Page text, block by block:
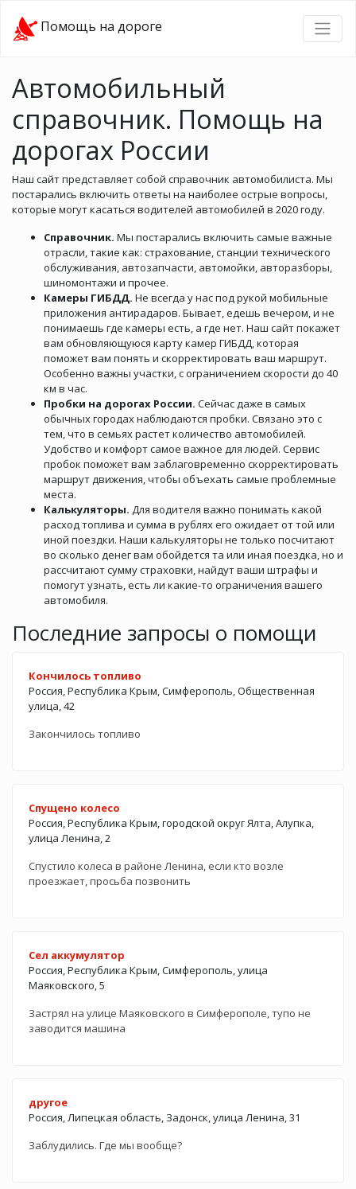
Помощь на дороге
Автомобильный
справочник. Помощь на
дорогах России
Наш сайт представляет собой справочник автомобилиста. Мы
постарались включить ответы на наиболее острые вопросы,
которые могут касаться водителей автомобилей в 2020 году.
Справочник. Мы постарались включить самые важные
отрасли, такие как: страхование, станции технического
обслуживания, автозапчасти, автомойки, авторазборы,
шиномонтажи и прочее.
Камеры ГИБДД. Не всегда у нас под рукой мобильные
приложения антирадаров. Бывает, едешь вечером, и не
понимаешь где камеры есть, а где нет. Наш сайт покажет
вам обновляющуюся карту камер ГИБДД, которая
поможет вам понять и скорректировать ваш маршрут.
Особенно важны участки, с ограничением скорости до 40
км в час.
Пробки на дорогах России. Сейчас даже в самых
обычных городах наблюдаются пробки. Связано это с
тем, что в семьях растет количество автомобилей.
Удобство и комфорт самое важное для людей. Сервис
пробок поможет вам заблаговременно скорректировать
маршрут движения, чтобы объехать самые проблемные
места.
Калькуляторы. Для водителя важно понимать какой
расход топлива и сумма в рублях его ожидает от той или
иной поездки. Наши калькуляторы не только посчитают
во сколько денег вам обойдется та или иная поездка, но и
рассчитают сумму страховки, найдут ваши штрафы и
помогут узнать, есть ли какие-то ограничения вашего
автомобиля.
Последние запросы о помощи
Кончилось топливо
Россия, Республика Крым, Симферополь, Общественная
улица, 42
Закончилось топливо
Спущено колесо
Россия, Республика Крым, городской округ Ялта, Алупка,
улица Ленина, 2
Спустило колеса в районе Ленина, если кто возле
проезжает, просьба позвонить
Cел аккумулятор
Россия, Республика Крым, Симферополь, улица
Маяковского, 5
Застрял на улице Маяковского в Симферополе, тупо не
заводится машина
другое
Россия, Липецкая область, Задонск, улица Ленина, 31
Заблудились. Где мы вообще?